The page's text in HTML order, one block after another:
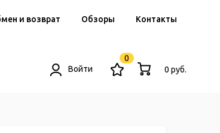
и возврат Обзоры Контакты
Войти
0
0 руб.